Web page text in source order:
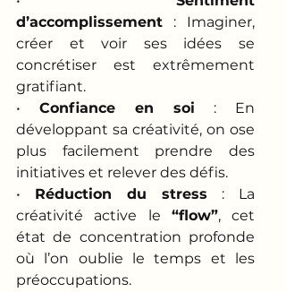
d’accomplissement : Imaginer,
créer et voir ses idées se
concrétiser est extrêmement
gratifiant.
• Confiance en soi : En
développant sa créativité, on ose
plus facilement prendre des
initiatives et relever des défis.
• Réduction du stress : La
créativité active le “flow”, cet
état de concentration profonde
où l’on oublie le temps et les
préoccupations.